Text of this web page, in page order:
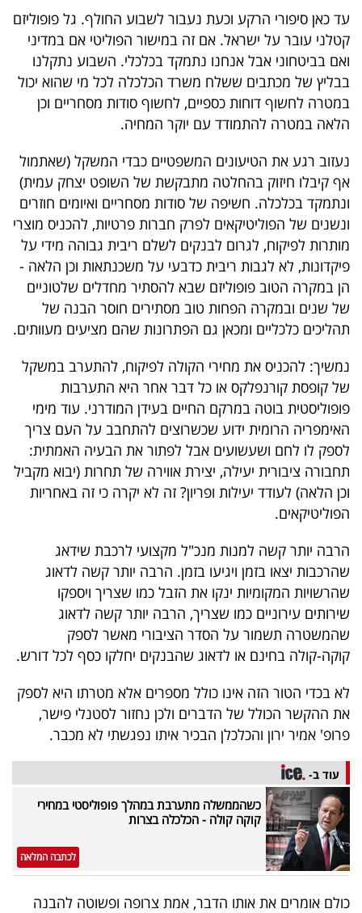
עד כאן סיפורי הרקע וכעת נעבור לשבוע החולף. גל פופוליזם
קטלני עובר על ישראל. אם זה במישור הפוליטי אם במדיני
ואם בביטחוני אבל אנחנו נתמקד בכלכלי. השבוע נתקלנו
בבליץ של מכתבים ששלח משרד הכלכלה לכל מי שהוא יכול
במטרה לחשוף דוחות כספיים, לחשוף סודות מסחריים וכן
הלאה במטרה להתמודד עם יוקר המחיה.
נעזוב רגע את הטיעונים המשפטיים כבדי המשקל (שאתמול
אף קיבלו חיזוק בהחלטה מתבקשת של השופט יצחק עמית)
ונתמקד בכלכלה. חשיפה של סודות מסחריים ואיומים חוזרים
ונשנים של הפוליטיקאים לפרק חברות פרטיות, להכניס מוצרי
מותרות לפיקוח, לגרום לבנקים לשלם ריבית גבוהה מידי על
פיקדונות, לא לגבות ריבית כדבעי על משכנתאות וכן הלאה -
הן במקרה הטוב פופוליזם שבא להסתיר מחדלים שלטוניים
של שנים ובמקרה הפחות טוב מסתירים חוסר הבנה של
תהליכים כלכליים ומכאן גם הפתרונות שהם מציעים מעוותים.
נמשיך: להכניס את מחירי הקולה לפיקוח, להתערב במשקל
של קופסת קורנפלקס או כל דבר אחר היא התערבות
פופוליסטית בוטה במרקם החיים בעידן המודרני. עוד מימי
האימפריה הרומית ידוע שכשרוצים להתחבב על העם צריך
לספק לו לחם ושעשועים אבל לפתור את הבעיה האמתית:
תחבורה ציבורית יעילה, יצירת אווירה של תחרות (יבוא מקביל
וכן הלאה) לעודד יעילות ופריון? זה לא יקרה כי זה באחריות
הפוליטיקאים.
הרבה יותר קשה למנות מנכ"ל מקצועי לרכבת שידאג
שהרכבות יצאו בזמן ויגיעו בזמן. הרבה יותר קשה לדאוג
שהרשויות המקומיות ינקו את הזבל כמו שצריך ויספקו
שירותים עירוניים כמו שצריך, הרבה יותר קשה לדאוג
שהמשטרה תשמור על הסדר הציבורי מאשר לספק
קוקה-קולה בחינם או לדאוג שהבנקים יחלקו כסף לכל דורש.
לא בכדי הטור הזה אינו כולל מספרים אלא מטרתו היא לספק
את ההקשר הכולל של הדברים ולכן נחזור לסטנלי פישר,
פרופ' אמיר ירון והכלכלן הבכיר איתו נפגשתי לא מכבר.
עוד ב-
כשהממשלה מתערבת במהלך פופוליסטי במחירי
קוקה קולה - הכלכלה בצרות
לכתבה המלאה
כולם אומרים את אותו הדבר, אמת צרופה ופשוטה להבנה